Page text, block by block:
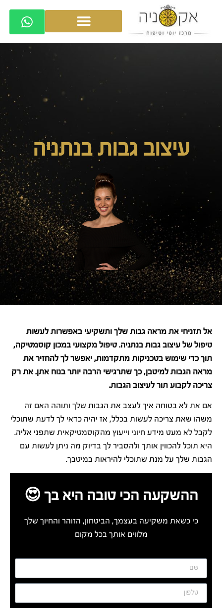
עיצוב גבות בנתניה
אל תזניחי את מראה גבות שלך ותשקיעי באפשרות לעשות
טיפול של עיצוב גבות בנתניה. טיפול מקצועי במכון קוסמטיקה,
תוך כדי שימוש בטכניקות מתקדמות, יאפשר לך להחזיר את
מראה הגבות למיטבן, כך שתרגישי הרבה יותר בנוח אתן. את רק
צריכה לקבוע תור לעיצוב הגבות.
אם את לא בטוחה איך לעצב את הגבות שלך ותוהה האם זה
משהו שאת צריכה לעשות בכלל, אז יהיה כדאי לך לדעת שתוכלי
לקבל לא מעט מידע חיוני וייעוץ מהקוסמטיקאית שתפני אליה.
היא תוכל להכווין אותך ולהסביר לך בדיוק מה ניתן לעשות עם
הגבות שלך על מנת שתוכלי להיראות במיטבך.
ההשקעה הכי טובה היא בך 😍
כי כשאת משקיעה בעצמך, הביטחון, הזוהר והחיוך שלך
מלווים אותך בכל מקום